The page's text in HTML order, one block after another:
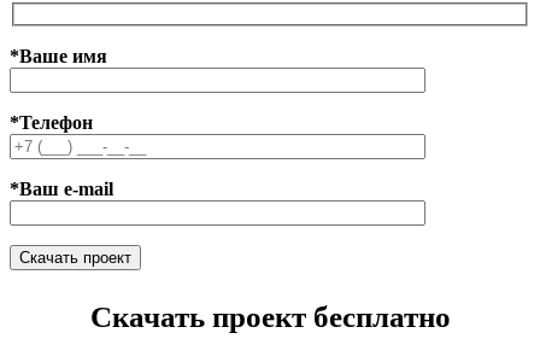
*Ваше имя
*Телефон
*Ваш e-mail
Скачать проект бесплатно